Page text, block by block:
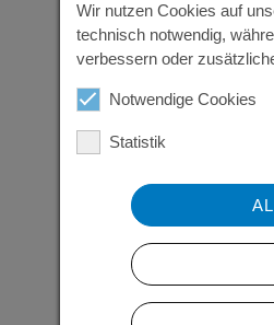
Wir nutzen Cookies auf
technisch notwendig,
verbessern oder
Notwendige Cookies
Statistik